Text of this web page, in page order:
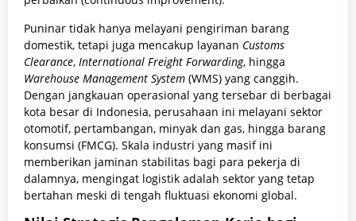
Puninar tidak hanya melayani pengiriman barang
domestik, tetapi juga mencakup layanan Customs
Clearance, International Freight Forwarding, hingga
Warehouse Management System (WMS) yang canggih.
Dengan jangkauan operasional yang tersebar di berbagai
kota besar di Indonesia, perusahaan ini melayani sektor
otomotif, pertambangan, minyak dan gas, hingga barang
konsumsi (FMCG). Skala industri yang masif ini
memberikan jaminan stabilitas bagi para pekerja di
dalamnya, mengingat logistik adalah sektor yang tetap
bertahan meski di tengah fluktuasi ekonomi global.